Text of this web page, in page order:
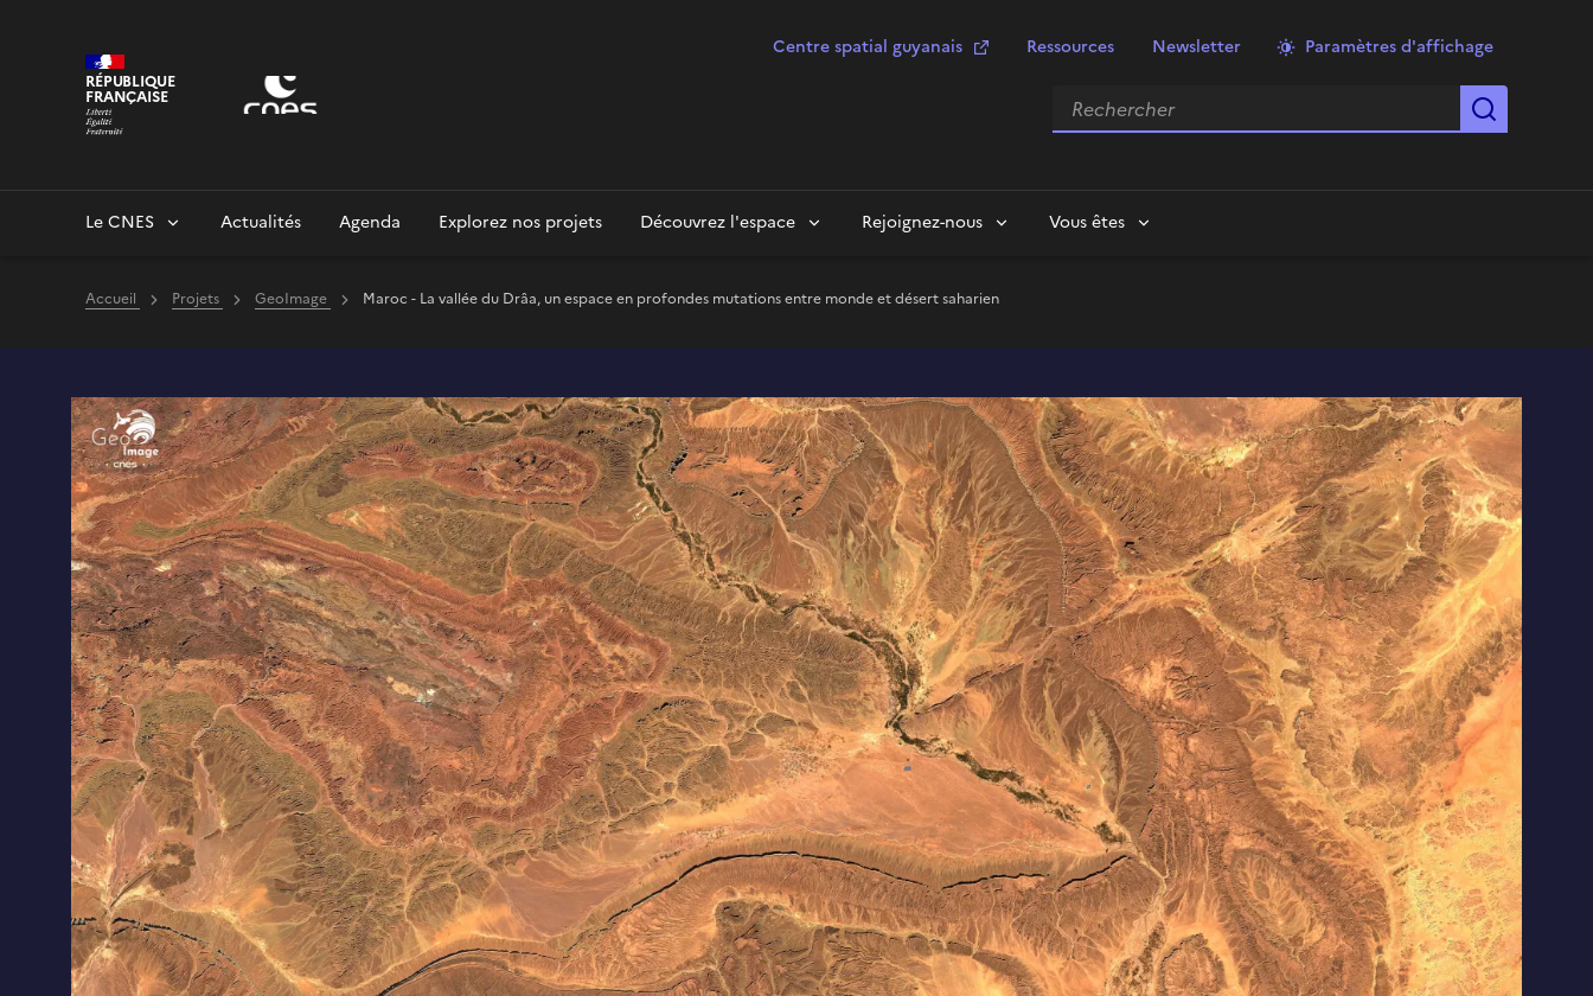
RÉPUBLIQUE
FRANÇAISE
Centre spatial guyanais Ressources Newsletter Paramètres d'affichage
Rechercher
Le CNES Actualités Agenda Explorez nos projets Découvrez l'espace Rejoignez-nous Vous êtes
Accueil Projets GeoImage Maroc - La vallée du Drâa, un espace en profondes mutations entre monde et désert saharien